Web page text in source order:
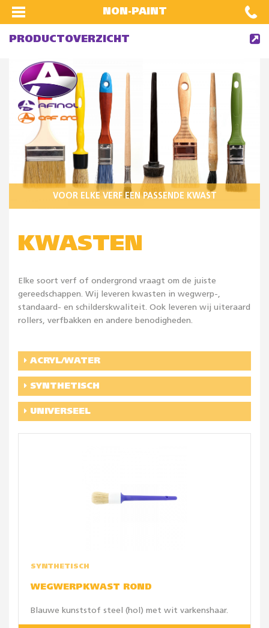
NON-PAINT
PRODUCTOVERZICHT
VOOR ELKE VERF EEN PASSENDE KWAST
KWASTEN
Elke soort verf of ondergrond vraagt om de juiste
gereedschappen. Wij leveren kwasten in wegwerp-,
standaard- en schilderskwaliteit. Ook leveren wij uiteraard
rollers, verfbakken en andere benodigheden.
ACRYL/WATER
SYNTHETISCH
UNIVERSEEL
SYNTHETISCH
WEGWERPKWAST ROND
Blauwe kunststof steel (hol) met wit varkenshaar.